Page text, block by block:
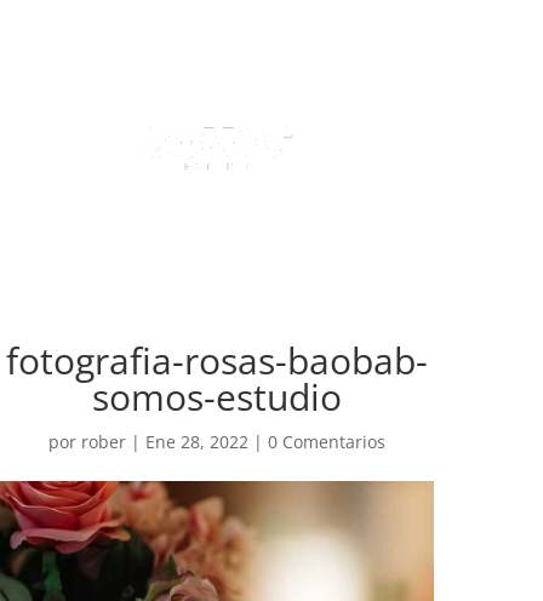
fotografia-rosas-baobab-
somos-estudio
por rober | Ene 28, 2022 |0 Comentarios